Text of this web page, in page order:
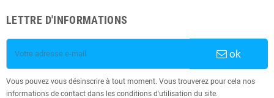
LETTRE D'INFORMATIONS
ok
Vous pouvez vous désinscrire à tout moment. Vous trouverez pour cela nos
informations de contact dans les conditions d'utilisation du site.